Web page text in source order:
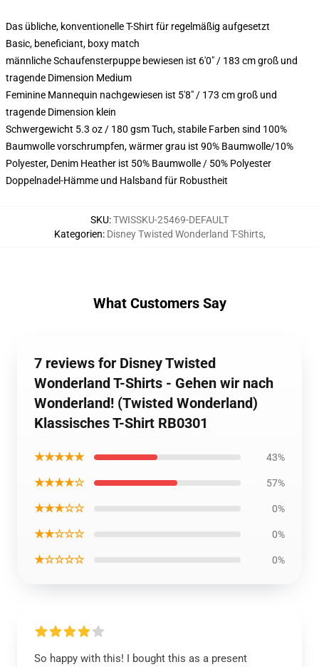
Das übliche, konventionelle T-Shirt für regelmäßig aufgesetzt
Basic, beneficiant, boxy match
männliche Schaufensterpuppe bewiesen ist 6'0" / 183 cm groß und
tragende Dimension Medium
Feminine Mannequin nachgewiesen ist 5'8" / 173 cm groß und
tragende Dimension klein
Schwergewicht 5.3 oz / 180 gsm Tuch, stabile Farben sind 100%
Baumwolle vorschrumpfen, wärmer grau ist 90% Baumwolle/10%
Polyester, Denim Heather ist 50% Baumwolle / 50% Polyester
Doppelnadel-Hämme und Halsband für Robustheit
SKU:TWISSKU-25469-DEFAULT
Kategorien: Disney Twisted Wonderland T-Shirts,
What Customers Say
7 reviews for Disney Twisted
Wonderland T-Shirts - Gehen wir nach
Wonderland! (Twisted Wonderland)
Klassisches T-Shirt RB0301
★★★★★ 43%
★★★★☆ 57%
★★★☆☆ 0%
★★☆☆☆ 0%
★☆☆☆☆ 0%
So happy with this! I bought this as a present